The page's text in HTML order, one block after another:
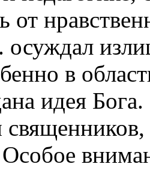
от
в
идея